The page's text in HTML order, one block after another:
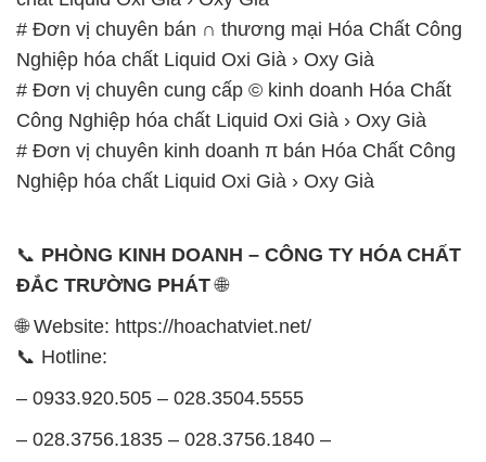
# Đơn vị chuyên kinh doanh π bán Hóa Chất Công
Nghiệp hóa chất Liquid Oxi Già › Oxy Già
📞PHÒNG KINH DOANH – CÔNG TY HÓA CHẤT
ĐẮC TRƯỜNG PHÁT🌐
🌐 Website: https://hoachatviet.net/
– 0933.920.505 – 028.3504.5555
028.3756.1841- 028.3756.1842
0902.765.866
📧 Email: hoachat@dactruongphat.vn